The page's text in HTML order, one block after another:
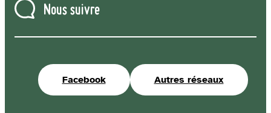
Nous suivre
Facebook Autres réseaux